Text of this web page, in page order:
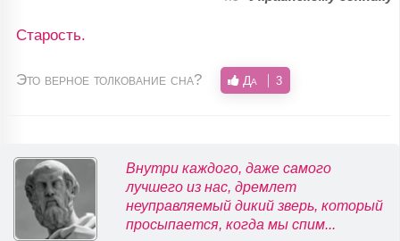
Старость.
Это верное толкование сна? Да 3
Внутри каждого, даже самого
лучшего из нас, дремлет
неуправляемый дикий зверь, который
просыпается, когда мы спим...